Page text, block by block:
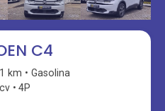
C4
km
Gasolina
4P